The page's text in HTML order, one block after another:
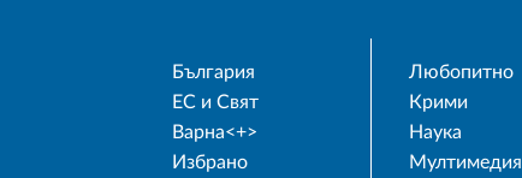
България
ЕС и Свят
Варна<+>
Избрано
Любопитно
Крими
Наука
Мултимедия